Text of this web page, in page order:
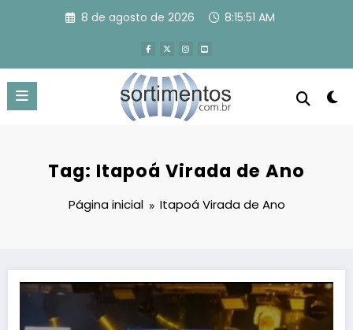
8 de agosto de 2026 8:15:52 AM
Tag: Itapoá Virada de Ano
Página inicial Itapoá Virada de Ano